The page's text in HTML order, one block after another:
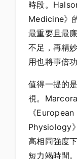
時段。
Medicine》
最重要且最
不足，再精
用也將事倍功
值得一提的
視。
《
Physiology
高相同強度
短力竭時間